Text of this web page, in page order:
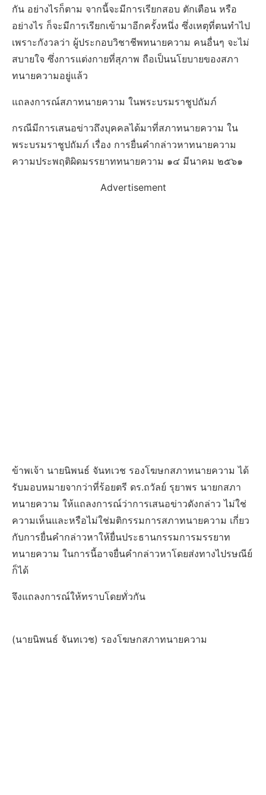
กัน อย่างไรก็ตาม จากนี้จะมีการเรียกสอบ ตักเตือน หรือ
อย่างไร ก็จะมีการเรียกเข้ามาอีกครั้งหนึ่ง ซึ่งเหตุที่ตนทำไป
เพราะกังวลว่า ผู้ประกอบวิชาชีพทนายความ คนอื่นๆ จะไม่
สบายใจ ซึ่งการแต่งกายที่สุภาพ ถือเป็นนโยบายของสภา
ทนายความอยู่แล้ว
แถลงการณ์สภาทนายความ ในพระบรมราชูปถัมภ์
กรณีมีการเสนอข่าวถึงบุคคลได้มาที่สภาทนายความ ใน
พระบรมราชูปถัมภ์ เรื่อง การยื่นคำกล่าวหาทนายความ
ความประพฤติผิดมรรยาททนายความ ๑๔ มีนาคม ๒๕๖๑
Advertisement
ข้าพเจ้า นายนิพนธ์​ จันทเวช รองโฆษกสภาทนายความ ได้
รับมอบหมายจากว่าที่ร้อยตรี ดร.ถวัลย์ รุยาพร นายกสภา
ทนายความ ให้แถลงการณ์ว่าการเสนอข่าวดังกล่าว ไม่ใช่
ความเห็นและหรือไม่ใช่มติกรรมการสภาทนายความ เกี่ยว
กับการยื่นคำกล่าวหาให้ยื่นประธานกรรมการมรรยาท
ทนายความ ในการนี้อาจยื่นคำกล่าวหาโดยส่งทางไปรษณีย์
ก็ได้
จึงแถลงการณ์ให้ทราบโดยทั่วกัน
(นายนิพนธ์ จันทเวช) รองโฆษกสภาทนายความ